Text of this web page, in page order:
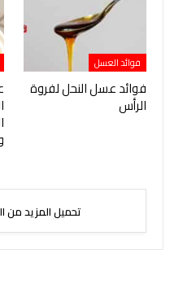
فوائد العسل
فوائد عسل النحل لفروة
الرأس
تحميل المزيد من